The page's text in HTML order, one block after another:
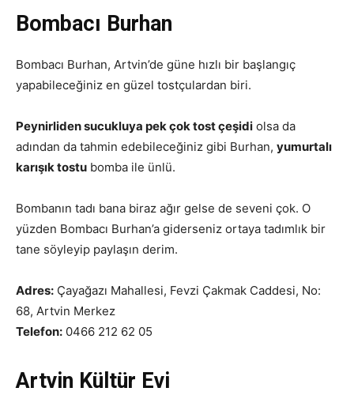
Bombacı Burhan
Bombacı Burhan, Artvin’de güne hızlı bir başlangıç
yapabileceğiniz en güzel tostçulardan biri.
Peynirliden sucukluya pek çok tost çeşidi olsa da
adından da tahmin edebileceğiniz gibi Burhan, yumurtalı
karışık tostu bomba ile ünlü.
Bombanın tadı bana biraz ağır gelse de seveni çok. O
yüzden Bombacı Burhan’a giderseniz ortaya tadımlık bir
tane söyleyip paylaşın derim.
Adres: Çayağazı Mahallesi, Fevzi Çakmak Caddesi, No:
68, Artvin Merkez
Telefon: 0466 212 62 05
Artvin Kültür Evi